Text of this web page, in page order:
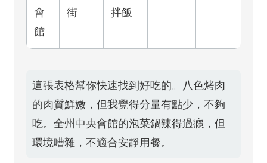
會
館
街
拌飯
這張表格幫你快速找到好吃的。八色烤肉
的肉質鮮嫩，但我覺得分量有點少，不夠
吃。全州中央會館的泡菜鍋辣得過癮，但
環境嘈雜，不適合安靜用餐。